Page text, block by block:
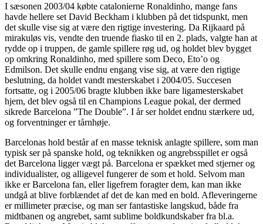
I sæsonen 2003/04 købte catalonierne Ronaldinho, mange fans
havde hellere set David Beckham i klubben på det tidspunkt, men
det skulle vise sig at være den rigtige investering. Da Rijkaard på
mirakuløs vis, vendte den truende fiasko til en 2. plads, valgte han at
rydde op i truppen, de gamle spillere røg ud, og holdet blev bygget
op omkring Ronaldinho, med spillere som Deco, Eto’o og
Edmilson. Det skulle endnu engang vise sig, at være den rigtige
beslutning, da holdet vandt mesterskabet i 2004/05. Succesen
fortsatte, og i 2005/06 bragte klubben ikke bare ligamesterskabet
hjem, det blev også til en Champions League pokal, der dermed
sikrede Barcelona ”The Double”. I år ser holdet endnu stærkere ud,
og forventninger er tårnhøje.
Barcelonas hold består af en masse teknisk anlagte spillere, som man
typisk ser på spanske hold, og teknikken og angrebsspillet er også
det Barcelona ligger vægt på. Barcelona er spækket med stjerner og
individualister, og alligevel fungerer de som et hold. Selvom man
ikke er Barcelona fan, eller ligefrem foragter dem, kan man ikke
undgå at blive forblændet af det de kan med en bold. Afleveringerne
er millimeter præcise, og man ser fantastiske langskud, både fra
midtbanen og angrebet, samt sublime boldkundskaber fra bl.a.